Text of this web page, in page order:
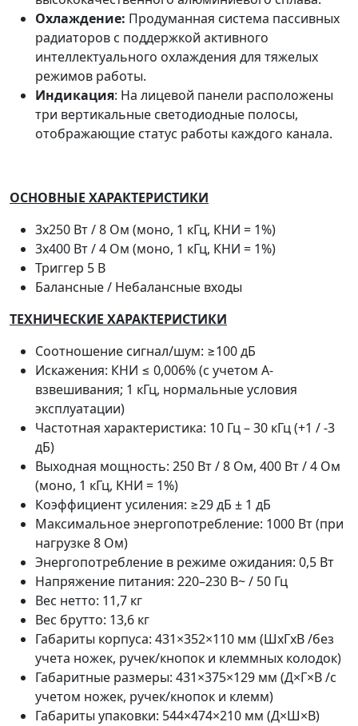
Охлаждение: Продуманная система пассивных
радиаторов с поддержкой активного
интеллектуального охлаждения для тяжелых
режимов работы.
Индикация: На лицевой панели расположены
три вертикальные светодиодные полосы,
отображающие статус работы каждого канала.
ОСНОВНЫЕ ХАРАКТЕРИСТИКИ
3x250 Вт / 8 Ом (моно, 1 кГц, КНИ = 1%)
3x400 Вт / 4 Ом (моно, 1 кГц, КНИ = 1%)
Триггер 5 В
Балансные / Небалансные входы
ТЕХНИЧЕСКИЕ ХАРАКТЕРИСТИКИ
Соотношение сигнал/шум: ≥100 дБ
Искажения: КНИ ≤ 0,006% (с учетом А-
взвешивания; 1 кГц, нормальные условия
эксплуатации)
Частотная характеристика: 10 Гц – 30 кГц (+1 / -3
дБ)
Выходная мощность: 250 Вт / 8 Ом, 400 Вт / 4 Ом
(моно, 1 кГц, КНИ = 1%)
Коэффициент усиления: ≥29 дБ ± 1 дБ
Максимальное энергопотребление: 1000 Вт (при
нагрузке 8 Ом)
Энергопотребление в режиме ожидания: 0,5 Вт
Напряжение питания: 220–230 В~ / 50 Гц
Вес нетто: 11,7 кг
Вес брутто: 13,6 кг
Габариты корпуса: 431×352×110 мм (ШхГхВ /без
учета ножек, ручек/кнопок и клеммных колодок)
Габаритные размеры: 431×375×129 мм (Д×Г×В /с
учетом ножек, ручек/кнопок и клемм)
Габариты упаковки: 544×474×210 мм (Д×Ш×В)